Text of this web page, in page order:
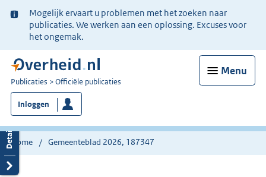
Ter
informatie:
Mogelijk ervaart u problemen met het zoeken naar
publicaties. We werken aan een oplossing. Excuses voor
het ongemak.
Menu
U
bent
nu
hier:
Publicaties Officiële publicaties
Inloggen
Home Gemeenteblad 2026, 187347